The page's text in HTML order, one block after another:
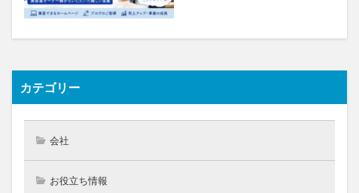
カテゴリー
会社
お役立ち情報